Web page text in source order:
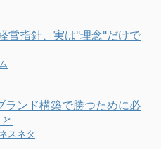
営指針、実は"理念"だけで
ランド構築で勝つために必
スネタ